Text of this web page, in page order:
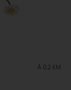
À 0.2 KM